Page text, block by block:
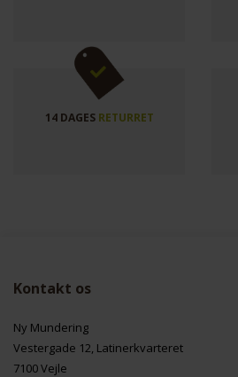
14 DAGES RETURRET
Kontakt os
Ny Mundering
Vestergade 12, Latinerkvarteret
7100 Vejle